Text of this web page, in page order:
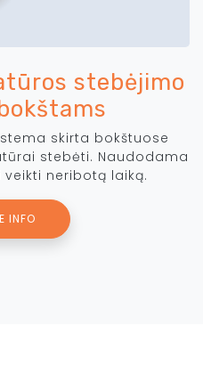
stebėjimo
skirta bokštuose
stebėti. Naudodama
neribotą laiką.
INFO